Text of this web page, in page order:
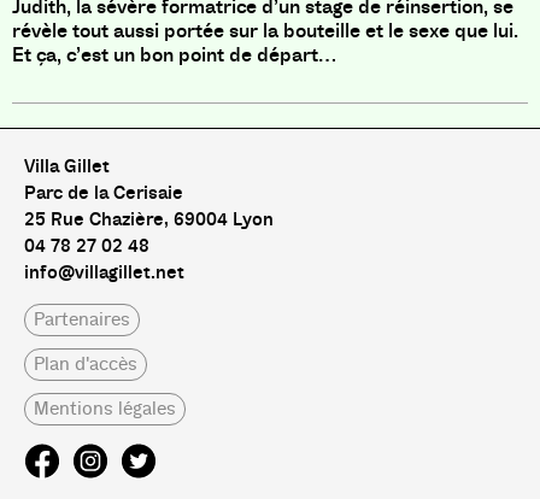
Judith, la sévère formatrice d’un stage de réinsertion, se
révèle tout aussi portée sur la bouteille et le sexe que lui.
Et ça, c’est un bon point de départ…
Villa Gillet
Parc de la Cerisaie
25 Rue Chazière, 69004 Lyon
04 78 27 02 48
info@villagillet.net
Partenaires
Plan d'accès
Mentions légales